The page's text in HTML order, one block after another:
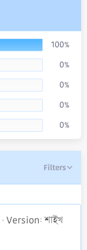
100%
0%
0%
0%
0%
Filters
Version: শাইখ